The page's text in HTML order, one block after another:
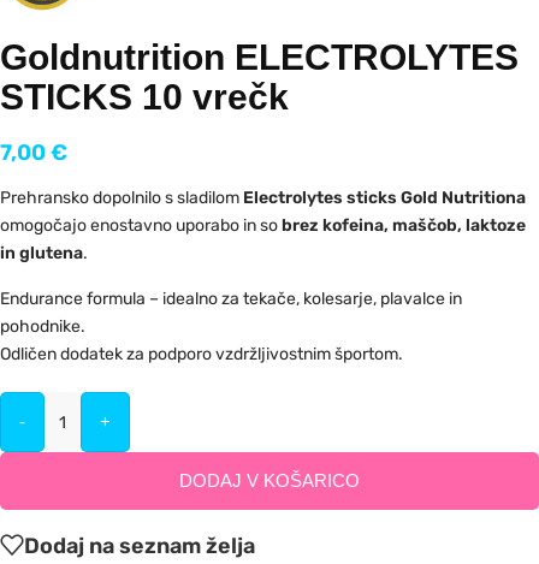
Goldnutrition ELECTROLYTES
STICKS 10 vrečk
7,00€
Prehransko dopolnilo s sladilom Electrolytes sticks Gold Nutritiona
omogočajo enostavno uporabo in sobrez kofeina, maščob, laktoze
in glutena.
Endurance formula – idealno za tekače, kolesarje, plavalce in
pohodnike.
Odličen dodatek za podporo vzdržljivostnim športom.
- +
DODAJ V KOŠARICO
Dodaj na seznam želja